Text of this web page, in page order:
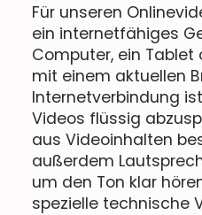
Für unseren
ein internetfähiges
Computer, ein
mit einem aktuellen
Internetverbindung
Videos flüssig
aus Videoinhalten
außerdem
um den Ton klar
spezielle technische